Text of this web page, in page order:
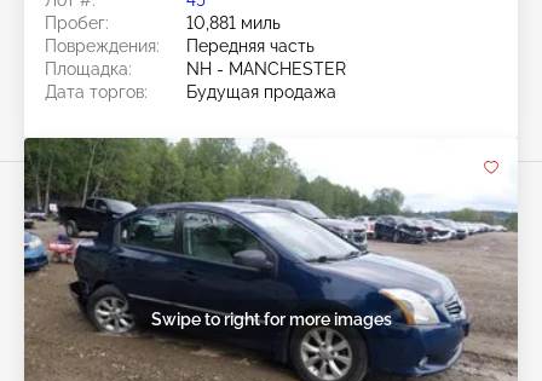
Пробег:
10,881 миль
Повреждения:
Передняя часть
Площадка:
NH - MANCHESTER
Дата торгов:
Будущая продажа
Swipe to right for more images